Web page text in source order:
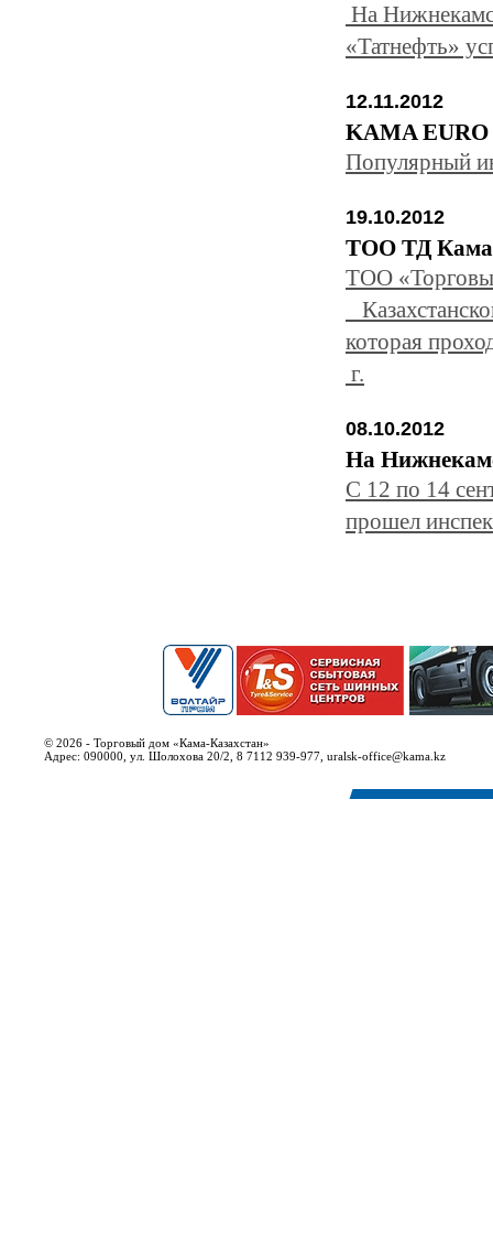
На
«Татнефть»
12.11.2012
KAMA EURO
Популярный
19.10.2012
ТОО ТД Кама
ТОО
которая
г.
08.10.2012
На
С 12 по 14
прошел
© 2026 - Торговый дом «Кама-Казахстан»
Адрес: 090000, ул. Шолохова 20/2, 8 7112 939-977, uralsk-office@kama.kz